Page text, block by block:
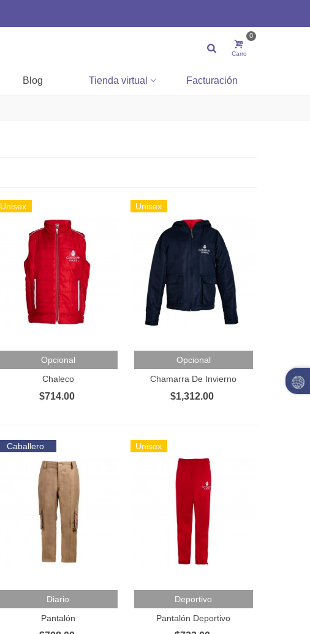
Carro
0
Blog Tienda virtual Facturación
Unisex
Añadir Al Carrito
Opcional
Chaleco
$714.00
Unisex
Añadir Al Carrito
Opcional
Chamarra De Invierno
$1,312.00
Caballero
Añadir Al Carrito
Diario
Pantalón
Unisex
Añadir Al Carrito
Deportivo
Pantalón Deportivo